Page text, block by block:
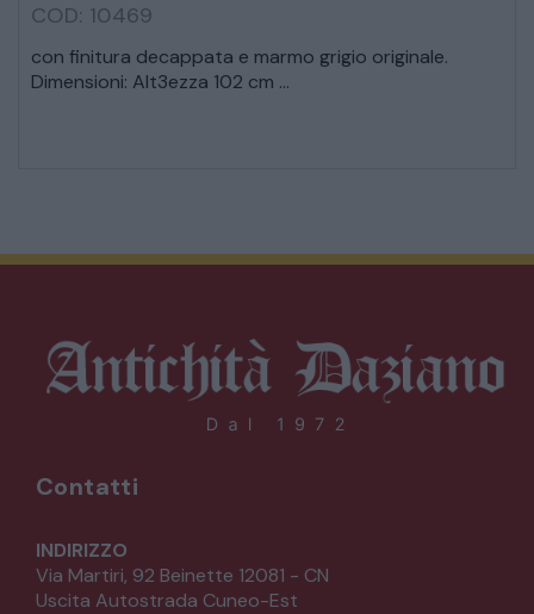
COD: 10469
con finitura decappata e marmo grigio originale.
Dimensioni: Alt3ezza 102 cm ...
Contatti
INDIRIZZO
Via Martiri, 92 Beinette 12081 - CN
Uscita Autostrada Cuneo-Est